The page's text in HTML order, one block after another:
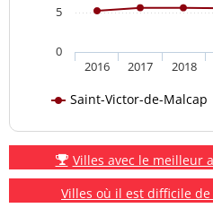
Saint-Victor-de-Malcap
2016 2017 2018
0
5
Villes avec le meilleur
Villes où il est difficile